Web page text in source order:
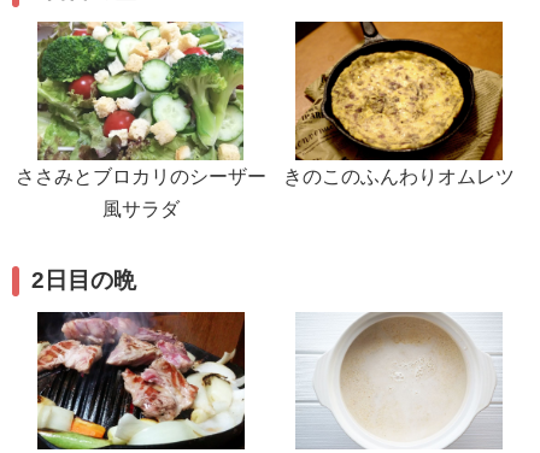
ささみとブロカリのシーザー
風サラダ
きのこのふんわりオムレツ
2日目の晩